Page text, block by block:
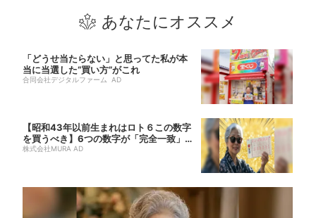
あなたにオススメ
「どうせ当たらない」と思ってた私が本
当に当選した“買い方”がこれ
合同会社デジタルファーム AD
【昭和43年以前生まれはロト６この数字
を買うべき】6つの数字が「完全一致」す
る方...
株式会社MURA AD